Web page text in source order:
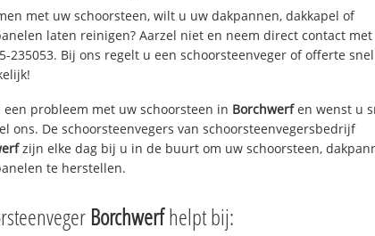
met uw schoorsteen, wilt u uw dakpannen, dakkapel of
laten reinigen? Aarzel niet en neem direct contact met
235053. Bij ons regelt u een schoorsteenveger of offerte
een probleem met uw schoorsteen in Borchwerfen wenst u
ons. De schoorsteenvegers van schoorsteenvegersbedrijf
zijn elke dag bij u in de buurt om uw schoorsteen,
te herstellen.
Borchwerfhelpt bij: